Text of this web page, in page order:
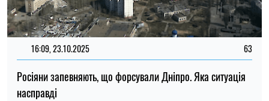
16:09, 23.10.2025 63
Росіяни запевняють, що форсували Дніпро. Яка ситуація
насправді